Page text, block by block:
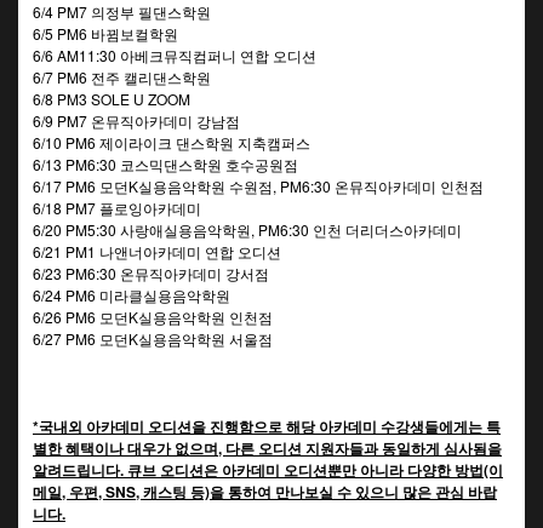
6/4 PM7 의정부 필댄스학원
6/5 PM6 바뀜보컬학원
6/6 AM11:30 아베크뮤직컴퍼니 연합 오디션
6/7 PM6 전주 캘리댄스학원
6/8 PM3 SOLE U ZOOM
6/9 PM7 온뮤직아카데미 강남점
6/10 PM6 제이라이크 댄스학원 지축캠퍼스
6/13 PM6:30 코스믹댄스학원 호수공원점
6/17 PM6 모던K실용음악학원 수원점, PM6:30 온뮤직아카데미 인천점
6/18 PM7 플로잉아카데미
6/20 PM5:30 사랑애실용음악학원, PM6:30 인천 더리더스아카데미
6/21 PM1 나앤너아카데미 연합 오디션
6/23 PM6:30 온뮤직아카데미 강서점
6/24 PM6 미라클실용음악학원
6/26 PM6 모던K실용음악학원 인천점
6/27 PM6 모던K실용음악학원 서울점
*국내외 아카데미 오디션을 진행함으로 해당 아카데미 수강생들에게는 특
별한 혜택이나 대우가 없으며, 다른 오디션 지원자들과 동일하게 심사됨을
알려드립니다. 큐브 오디션은 아카데미 오디션뿐만 아니라 다양한 방법(이
메일, 우편, SNS, 캐스팅 등)을 통하여 만나보실 수 있으니 많은 관심 바랍
니다.